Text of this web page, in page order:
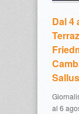
Dal 4
al 6